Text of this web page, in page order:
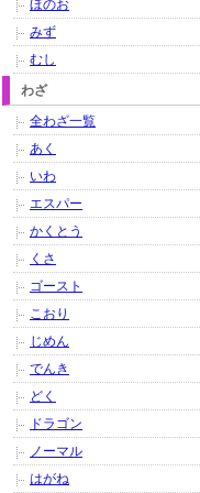
ほのお
みず
むし
わざ
全わざ一覧
あく
いわ
エスパー
かくとう
くさ
ゴースト
こおり
じめん
でんき
どく
ドラゴン
ノーマル
はがね